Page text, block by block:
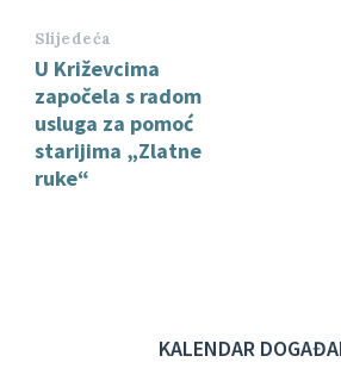
Slijedeća
U Križevcima
započela s radom
usluga za pomoć
starijima „Zlatne
ruke“
KALENDAR